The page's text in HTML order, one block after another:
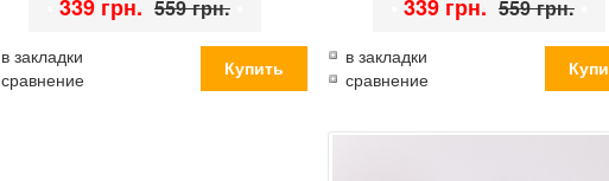
339 грн. 559 грн.
в закладки
сравнение
339 грн. 559 грн.
в закладки
сравнение